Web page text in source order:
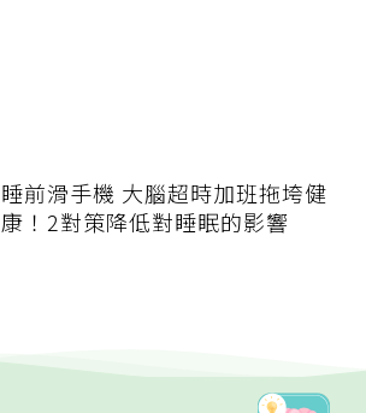
睡前滑手機 大腦超時加班拖垮健
康！2對策降低對睡眠的影響